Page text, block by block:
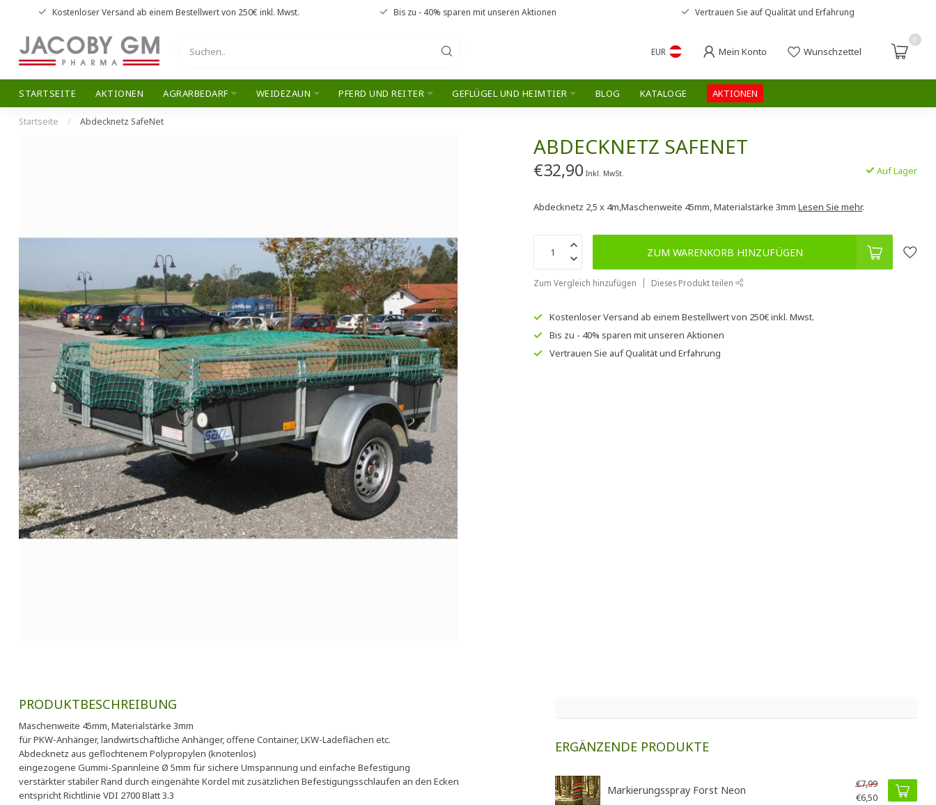
Kostenloser Versand ab einem Bestellwert von 250€ inkl. Mwst. Bis zu - 40% sparen mit unseren Aktionen Vertrauen Sie auf Qualität und Erfahrung
EUR Mein Konto Wunschzettel
0
STARTSEITE AKTIONEN AGRARBEDARF WEIDEZAUN PFERD UND REITER GEFLÜGEL UND HEIMTIER BLOG KATALOGE AKTIONEN
Startseite / Abdecknetz SafeNet
ABDECKNETZ SAFENET
€32,90 Inkl. MwSt. Auf Lager
Abdecknetz 2,5 x 4m,Maschenweite 45mm, Materialstärke 3mmLesen Sie mehr.
ZUM WARENKORB HINZUFÜGEN
Zum Vergleich hinzufügen Dieses Produkt teilen
Kostenloser Versand ab einem Bestellwert von 250€inkl. Mwst.
Bis zu - 40% sparen mit unserenAktionen
Vertrauen Sie aufQualität und Erfahrung
PRODUKTBESCHREIBUNG
Maschenweite 45mm, Materialstärke 3mm
für PKW-Anhänger, landwirtschaftliche Anhänger, offene Container, LKW-Ladeflächen etc.
Abdecknetz aus geflochtenem Polypropylen (knotenlos)
eingezogene Gummi-Spannleine Ø 5mm für sichere Umspannung und einfache Befestigung
verstärkter stabiler Rand durch eingenähte Kordel mit zusätzlichen Befestigungsschlaufen an den Ecken
entspricht Richtlinie VDI 2700 Blatt 3.3
ERGÄNZENDE PRODUKTE
Markierungsspray Forst Neon
€7,99
€6,50